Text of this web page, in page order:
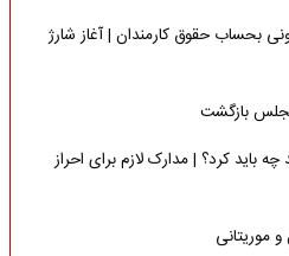
دولت با واریزی 4 میلیونی بحساب حقوق کارمندان | آغاز شارژ
مجلس بازگشت
چه باید کرد؟ | مدارک لازم برای احراز
موریتانی